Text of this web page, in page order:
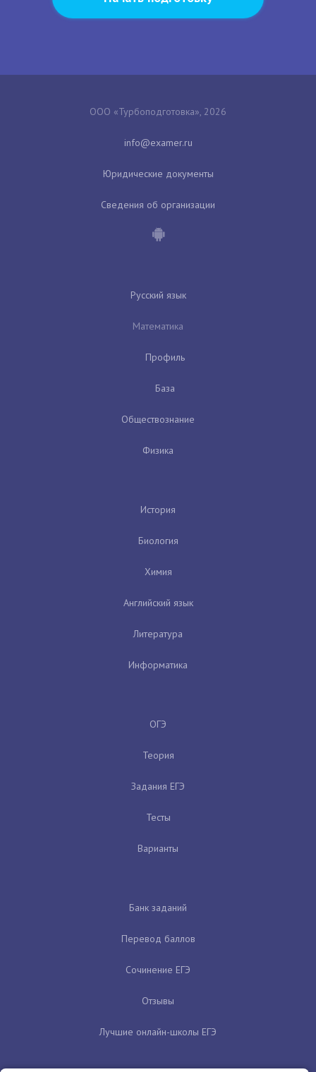
ООО «Турбоподготовка», 2026
Юридические документы
Сведения об организации
Русский язык
Математика
Профиль
База
Обществознание
Физика
История
Биология
Химия
Английский язык
Литература
Информатика
ОГЭ
Теория
Задания ЕГЭ
Тесты
Варианты
Банк заданий
Перевод баллов
Сочинение ЕГЭ
Отзывы
Лучшие онлайн-школы ЕГЭ